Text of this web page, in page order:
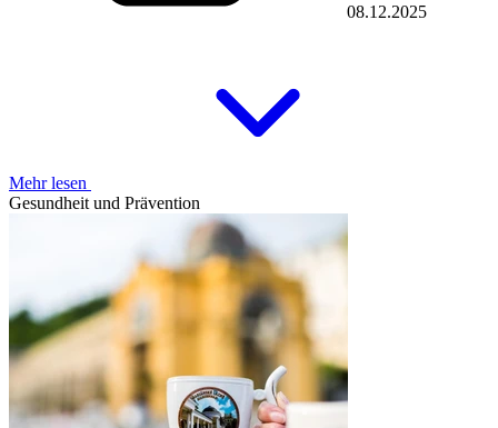
08.12.2025
Mehr lesen
Gesundheit und Prävention